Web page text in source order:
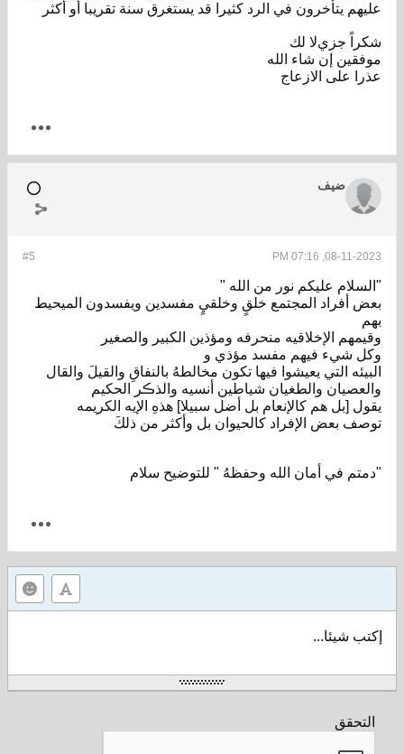
عليهم يتأخرون في الرد كثيرا قد يستغرق سنة تقريبا أو أكثر
شكراً جزيﻻ لك
موفقين إن شاء الله
عذرا على اﻻزعاج
ضيف
#5 08-11-2023, 07:16 PM
"السلام عليكم نور من الله "
بعض أفراد المجتمع خلقٍ وخلقيٍ مفسدين ويفسدون الميحيط
بهم
وقيمهم الإخلاقيه منحرفه ومؤذين الكبير والصغير
وكل شيء فيهم مفسد مؤذي و
البيئه التي يعيشوا فيها تكون مخالطهُ بالنفاقِ والقيلَ والقال
والعصيان والطغيان شياطين أنسيه والذڪر الحكيم
يقول [بل هم كالإنعام بل أضل سبيلا] هذهِ الإيه الكريمه
توصف بعض الإفراد كالحيوان بل وأكثر من ذلكَ
"دمتم في أمان الله وحفظهُ " للتوضيح سلام
إكتب شيئا...
التحقق